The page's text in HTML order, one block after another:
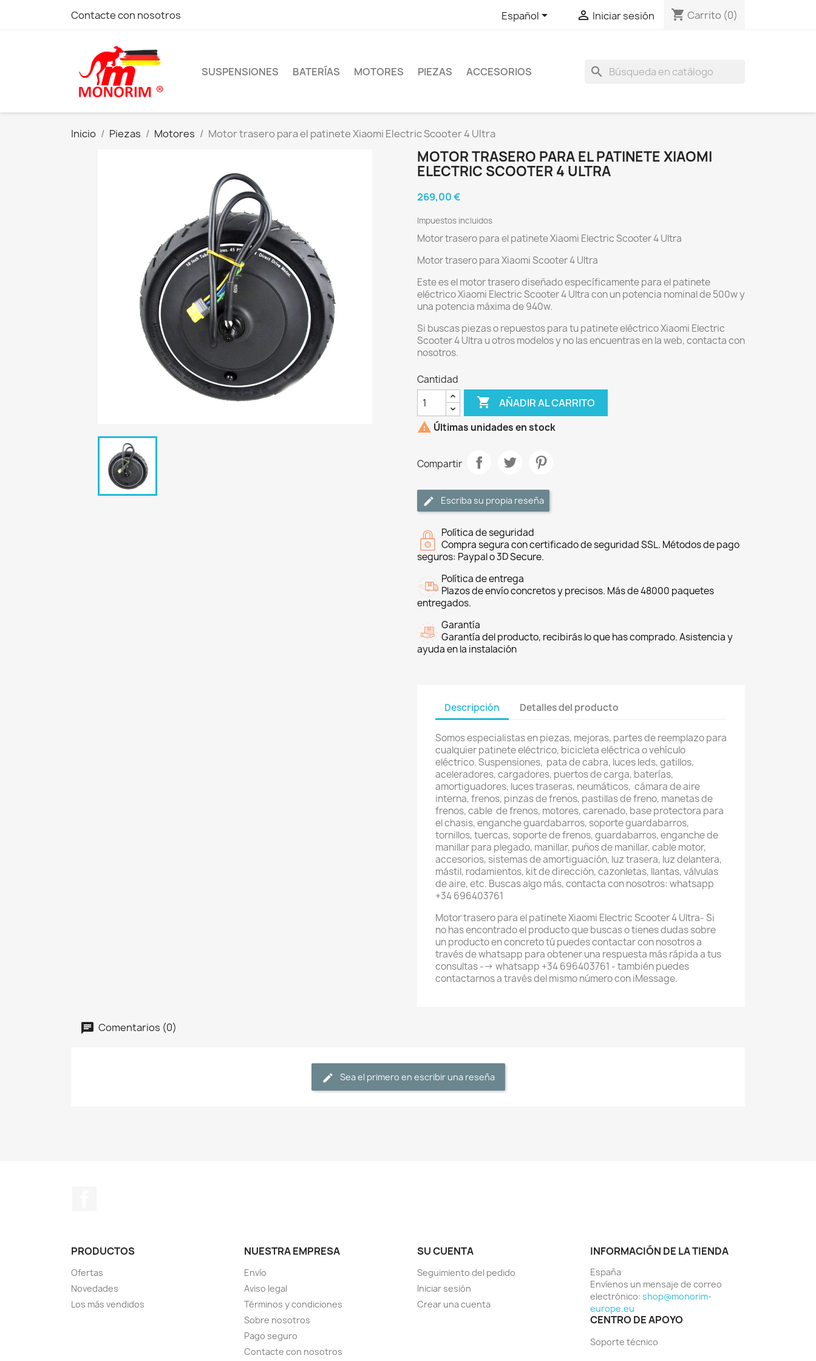
Contacte con nosotros Español  Iniciar sesión shopping_cart Carrito (0)
SUSPENSIONES BATERÍAS MOTORES PIEZAS ACCESORIOS search
Inicio Piezas Motores Motor trasero para el patinete Xiaomi Electric Scooter 4 Ultra
MOTOR TRASERO PARA EL PATINETE XIAOMI
ELECTRIC SCOOTER 4 ULTRA
269,00 €
Impuestos incluidos
Motor trasero para el patinete Xiaomi Electric Scooter 4 Ultra
Motor trasero para Xiaomi Scooter 4 Ultra
Este es el motor trasero diseñado específicamente para el patinete
eléctrico Xiaomi Electric Scooter 4 Ultra con un potencia nominal de 500w y
una potencia máxima de 940w.
Si buscas piezas o repuestos para tu patinete eléctrico Xiaomi Electric
Scooter 4 Ultra u otros modelos y no las encuentras en la web, contacta con
nosotros.
Cantidad
 AÑADIR AL CARRITO
 Últimas unidades en stock
Compartir
Escriba su propia reseña
Política de seguridad
Compra segura con certificado de seguridad SSL. Métodos de pago
seguros: Paypal o 3D Secure.
Política de entrega
Plazos de envío concretos y precisos. Más de 48000 paquetes
entregados.
Garantía
Garantía del producto, recibirás lo que has comprado. Asistencia y
ayuda en la instalación
Descripción Detalles del producto
Somos especialistas en piezas, mejoras, partes de reemplazo para
cualquier patinete eléctrico, bicicleta eléctrica o vehículo
eléctrico. Suspensiones, pata de cabra, luces leds, gatillos,
aceleradores, cargadores, puertos de carga, baterías,
amortiguadores, luces traseras, neumáticos, cámara de aire
interna, frenos, pinzas de frenos, pastillas de freno, manetas de
frenos, cable de frenos, motores, carenado, base protectora para
el chasis, enganche guardabarros, soporte guardabarros,
tornillos, tuercas, soporte de frenos, guardabarros, enganche de
manillar para plegado, manillar, puños de manillar, cable motor,
accesorios, sistemas de amortiguación, luz trasera, luz delantera,
mástil, rodamientos, kit de dirección, cazonletas, llantas, válvulas
de aire, etc. Buscas algo más, contacta con nosotros: whatsapp
+34 696403761
Motor trasero para el patinete Xiaomi Electric Scooter 4 Ultra- Si
no has encontrado el producto que buscas o tienes dudas sobre
un producto en concreto tú puedes contactar con nosotros a
través de whatsapp para obtener una respuesta más rápida a tus
consultas --> whatsapp +34 696403761 - también puedes
contactarnos a través del mismo número con iMessage.
Comentarios (0)
Sea el primero en escribir una reseña
PRODUCTOS
Ofertas
Novedades
Los más vendidos
NUESTRA EMPRESA
Envío
Aviso legal
Términos y condiciones
Sobre nosotros
Pago seguro
Contacte con nosotros
SU CUENTA
Seguimiento del pedido
Iniciar sesión
Crear una cuenta
INFORMACIÓN DE LA TIENDA
España
Envíenos un mensaje de correo
electrónico: shop@monorim-
europe.eu
CENTRO DE APOYO
Soporte técnico